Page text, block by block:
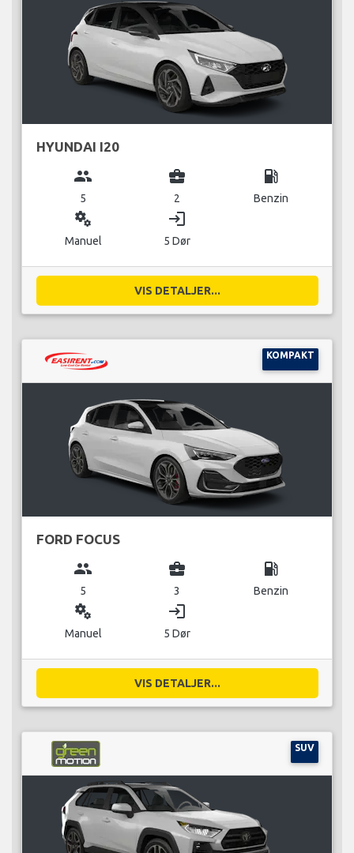
HYUNDAI I20
group
5
business_center
2
local_gas_station
Benzin
miscellaneous_services
Manuel
login
5 Dør
VIS DETALJER...
KOMPAKT
FORD FOCUS
group
5
business_center
3
local_gas_station
Benzin
miscellaneous_services
Manuel
login
5 Dør
VIS DETALJER...
SUV